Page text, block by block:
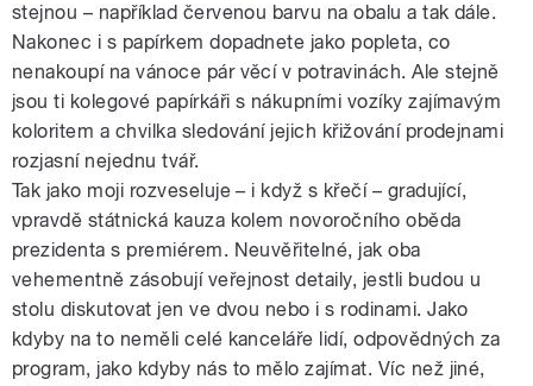
stejnou – například červenou barvu na obalu a tak dále.
Nakonec i s papírkem dopadnete jako popleta, co
nenakoupí na vánoce pár věcí v potravinách. Ale stejně
jsou ti kolegové papírkáři s nákupními vozíky zajímavým
koloritem a chvilka sledování jejich křižování prodejnami
rozjasní nejednu tvář.
Tak jako moji rozveseluje – i když s křečí – gradující,
vpravdě státnická kauza kolem novoročního oběda
prezidenta s premiérem. Neuvěřitelné, jak oba
vehementně zásobují veřejnost detaily, jestli budou u
stolu diskutovat jen ve dvou nebo i s rodinami. Jako
kdyby na to neměli celé kanceláře lidí, odpovědných za
program, jako kdyby nás to mělo zajímat. Víc než jiné,